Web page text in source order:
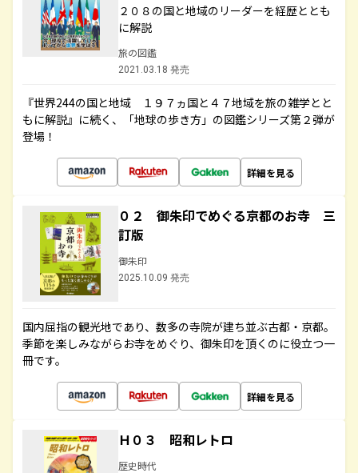
２０８の国と地域のリーダーを経歴ととも
に解説
旅の図鑑
2021.03.18 発売
『世界244の国と地域 １９７ヵ国と４７地域を旅の雑学とと
もに解説』に続く、「地球の歩き方」の図鑑シリーズ第２弾が
登場！
詳細を見る
０２ 御朱印でめぐる京都のお寺 三
訂版
御朱印
2025.10.09 発売
国内屈指の観光地であり、数多の寺院が建ち並ぶ古都・京都。
季節を楽しみながらお寺をめぐり、御朱印を頂くのに役立つ一
冊です。
詳細を見る
Ｈ０３ 昭和レトロ
歴史時代